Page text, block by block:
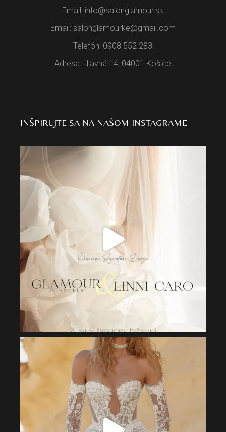
Email: info@salonglamour.sk
Email: salonglamourke@gmail.com
Telefón: 0908 552 283
Adresa: Hlavná 14, 04001 Košice
INŠPIRUJTE SA NA NAŠOM INSTAGRAME